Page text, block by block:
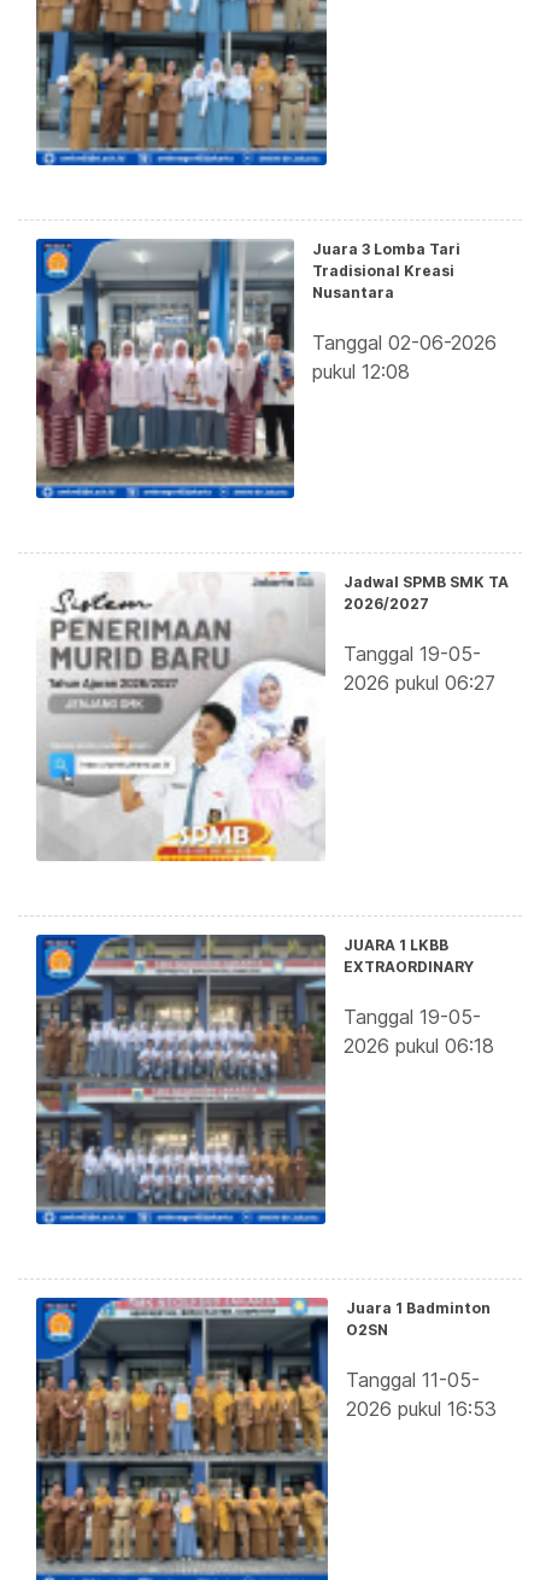
Juara 3 Lomba Tari
Tradisional Kreasi
Nusantara
Tanggal 02-06-2026
pukul 12:08
Jadwal SPMB SMK TA
2026/2027
Tanggal 19-05-
2026 pukul 06:27
JUARA 1 LKBB
EXTRAORDINARY
Tanggal 19-05-
2026 pukul 06:18
Juara 1 Badminton
O2SN
Tanggal 11-05-
2026 pukul 16:53